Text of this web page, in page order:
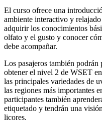
El curso ofrece una
ambiente interactivo y
adquirir los conocimientos
olfato y el gusto y conocer
debe acompañar.
Los pasajeros también podrán
obtener el nivel 2 de WSET
las principales variedades de
las regiones más importantes
participantes también
etiquetado y tendrán una
licores.